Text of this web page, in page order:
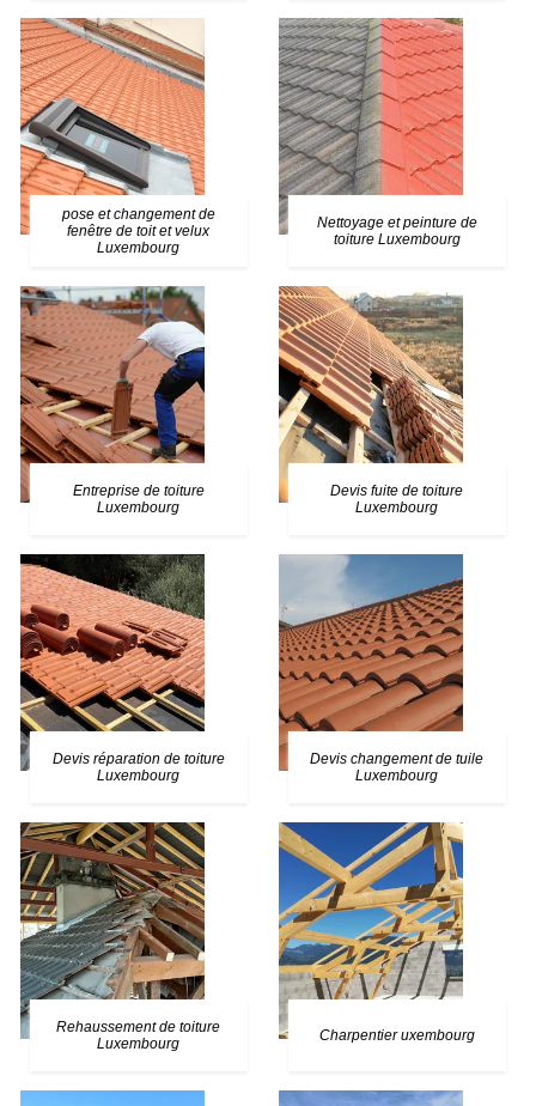
pose et changement de
fenêtre de toit et velux
Luxembourg
Nettoyage et peinture de
toiture Luxembourg
Entreprise de toiture
Luxembourg
Devis fuite de toiture
Luxembourg
Devis réparation de toiture
Luxembourg
Devis changement de tuile
Luxembourg
Rehaussement de toiture
Luxembourg
Charpentier uxembourg